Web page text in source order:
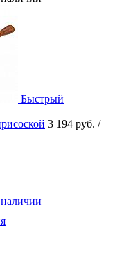
Быстрый
3 194 руб. /